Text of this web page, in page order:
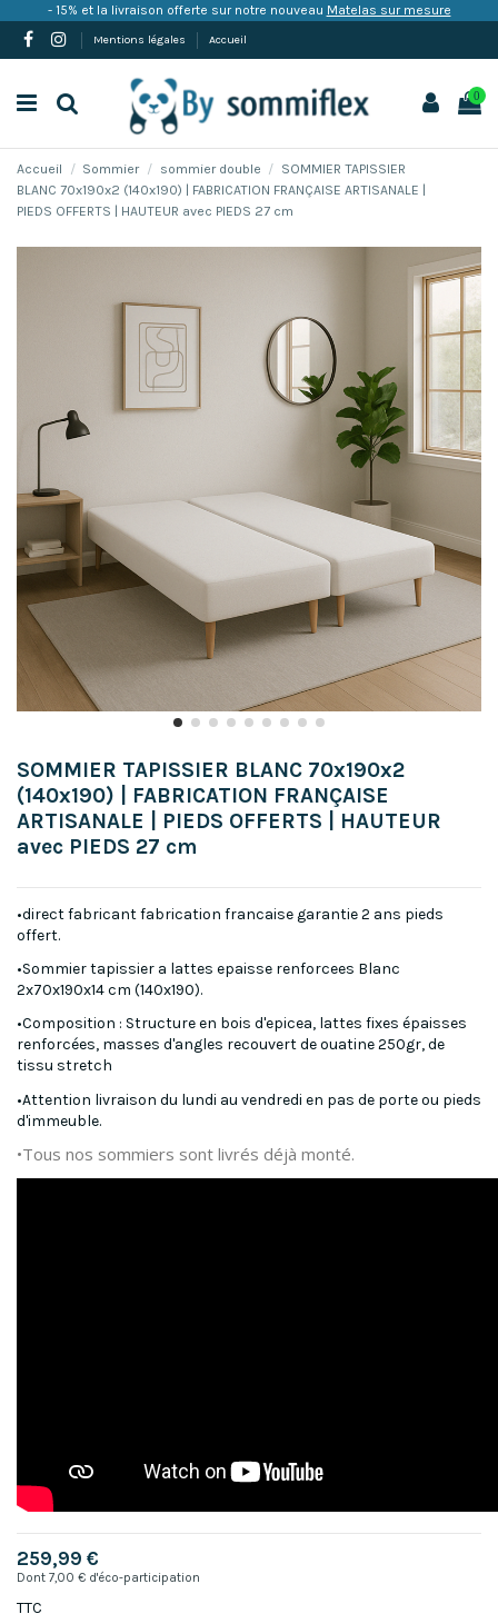
- 15% et la livraison offerte sur notre nouveau Matelas sur mesure
Mentions légales Accueil
0
Accueil Sommier sommier double
SOMMIER TAPISSIER
BLANC 70x190x2 (140x190) | FABRICATION FRANÇAISE ARTISANALE |
PIEDS OFFERTS | HAUTEUR avec PIEDS 27 cm
SOMMIER TAPISSIER BLANC 70x190x2
(140x190) | FABRICATION FRANÇAISE
ARTISANALE | PIEDS OFFERTS | HAUTEUR
avec PIEDS 27 cm
•direct fabricant fabrication francaise garantie 2 ans pieds
offert.
•Sommier tapissier a lattes epaisse renforcees Blanc
2x70x190x14 cm (140x190).
•Composition : Structure en bois d'epicea, lattes fixes épaisses
renforcées, masses d'angles recouvert de ouatine 250gr, de
tissu stretch
•Attention livraison du lundi au vendredi en pas de porte ou pieds
d'immeuble.
•Tous nos sommiers sont livrés déjà monté.
259,99 €
Dont 7,00 € d'éco-participation
TTC